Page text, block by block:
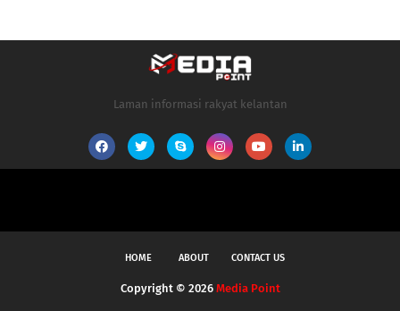
Laman informasi rakyat kelantan
HOME ABOUT CONTACT US
Copyright © 2026 Media Point